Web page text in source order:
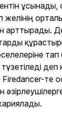
ұсынады,
желінің
арттырады.
деп
те